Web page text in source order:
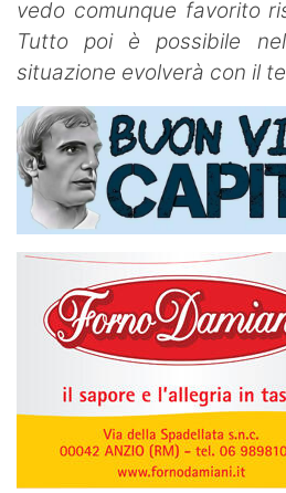
vedo comunque favorito
Tutto poi è possibile
situazione evolverà con il